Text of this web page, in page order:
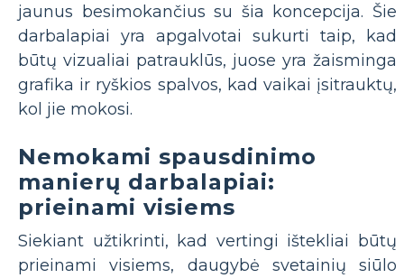
jaunus besimokančius su šia koncepcija. Šie
darbalapiai yra apgalvotai sukurti taip, kad
būtų vizualiai patrauklūs, juose yra žaisminga
grafika ir ryškios spalvos, kad vaikai įsitrauktų,
kol jie mokosi.
Nemokami spausdinimo
manierų darbalapiai:
prieinami visiems
Siekiant užtikrinti, kad vertingi ištekliai būtų
prieinami visiems, daugybė svetainių siūlo